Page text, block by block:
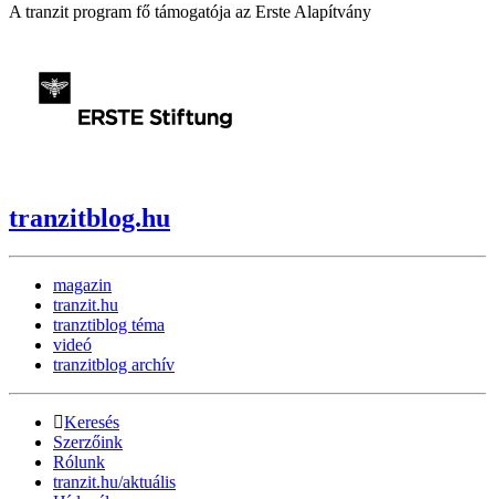
A tranzit program fő támogatója az Erste Alapítvány
tranzitblog.hu
magazin
tranzit.hu
tranztiblog téma
videó
tranzitblog archív
Keresés
Szerzőink
Rólunk
tranzit.hu/aktuális